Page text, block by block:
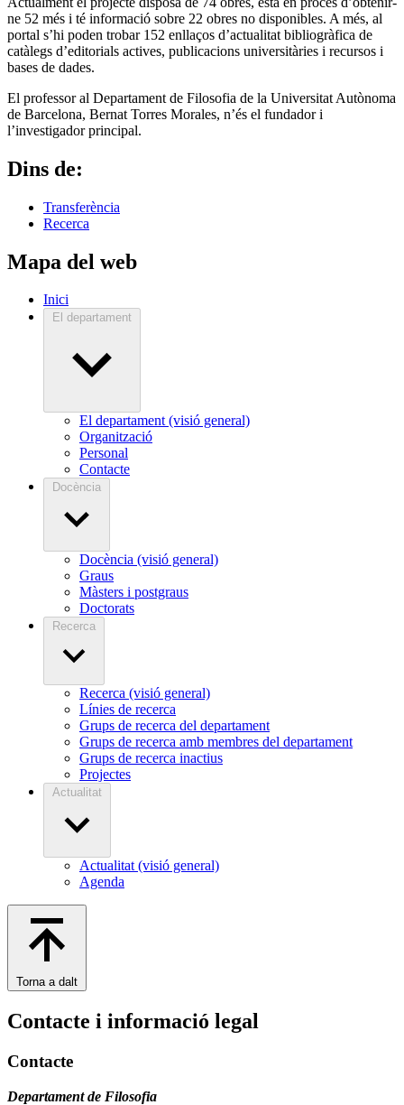
ne 52 més i té informació sobre 22 obres no disponibles. A més, al
portal s’hi poden trobar 152 enllaços d’actualitat bibliogràfica de
catàlegs d’editorials actives, publicacions universitàries i recursos i
bases de dades.
El professor al Departament de Filosofia de la Universitat Autònoma
de Barcelona, Bernat Torres Morales, n’és el fundador i
l’investigador principal.
Dins de:
Transferència
Recerca
Mapa del web
Inici
El departament
El departament (visió general)
Organització
Personal
Contacte
Docència
Docència (visió general)
Graus
Màsters i postgraus
Doctorats
Recerca
Recerca (visió general)
Línies de recerca
Grups de recerca del departament
Grups de recerca amb membres del departament
Grups de recerca inactius
Projectes
Actualitat
Actualitat (visió general)
Agenda
Torna a dalt
Contacte i informació legal
Contacte
Departament de Filosofia